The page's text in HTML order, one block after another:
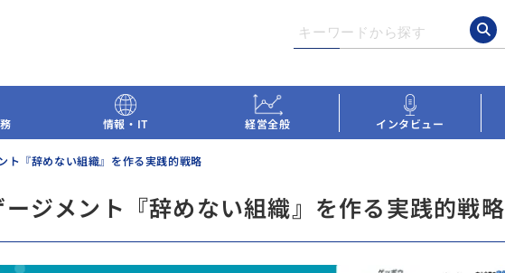
情報・IT 経営全般 インタビュー
ト『辞めない組織』を作る実践的戦略
ジメント『辞めない組織』を作る実践的戦略